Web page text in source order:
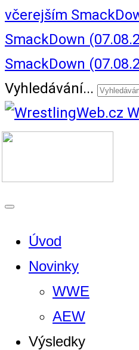
včerejším
SmackDown
SmackDown
Vyhledávání...
Úvod
Novinky
WWE
AEW
Výsledky